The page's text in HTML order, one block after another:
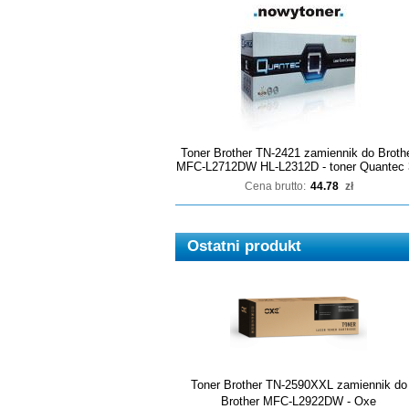
Toner Brother TN-2421 zamiennik do
MFC-L2712DW HL-L2312D - toner Quantec
Cena brutto: 44.78 zł
Ostatni produkt
Toner Brother TN-2590XXL zamiennik do
Brother MFC-L2922DW - Oxe